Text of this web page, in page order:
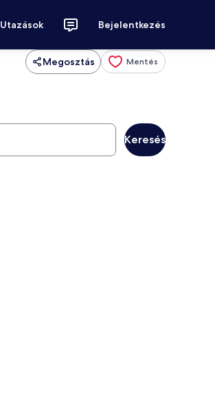
Utazások Bejelentkezés
Megosztás Mentés
Keresés